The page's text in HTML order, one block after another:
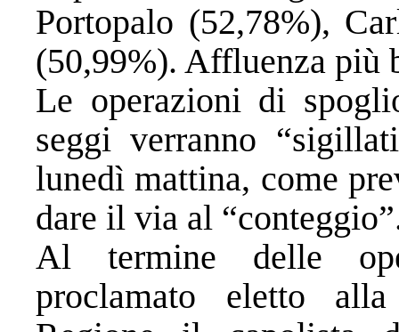
Portopalo (52,78%),
(50,99%). Affluenza più
Le operazioni di
seggi verranno
lunedì mattina, come
dare il via al
Al termine delle
proclamato eletto